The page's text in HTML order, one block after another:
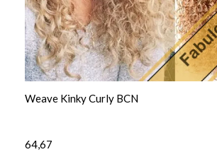
Weave Kinky Curly BCN
64,67